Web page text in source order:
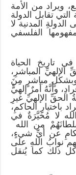
ويراد من الأمة
تقابل الدولة
الدولةِ المدنية لا
الفلسفي
تاريخ الحياة
المباشرِ،
وبشكلٍ مباشرٍ مِنَ
وأَنَّهُ أمرٌ إلهيٌّ
الإلهيِّ غيرِ
باختيارِ الحاكمِ،
لا مُخَيَّرَةٌ في
من الله
عن أيِّ شيءٍ،
نوابُ اللهِ على
ذلك كما يُنقل